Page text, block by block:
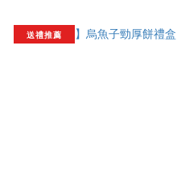
送禮推薦